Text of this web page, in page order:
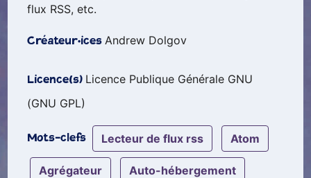
flux RSS, etc.
Créateur·icesAndrew Dolgov
Licence(s) Licence Publique Générale GNU
(GNU GPL)
Mots-clefs lecteur de flux rss atom
agrégateur auto-hébergement